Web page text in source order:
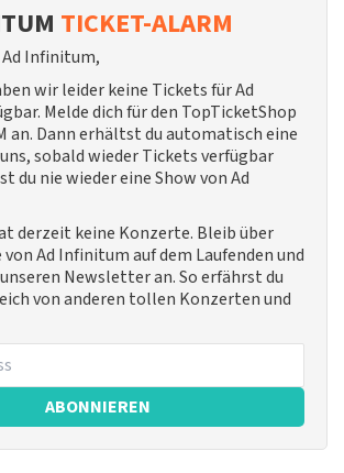
TICKET-ALARM
Ad Infinitum,
wir leider keine Tickets für Ad
Melde dich für den TopTicketShop
an. Dann erhältst du automatisch eine
sobald wieder Tickets verfügbar
du nie wieder eine Show von Ad
derzeit keine Konzerte. Bleib über
Ad Infinitum auf dem Laufenden und
Newsletter an. So erfährst du
von anderen tollen Konzerten und
ABONNIEREN